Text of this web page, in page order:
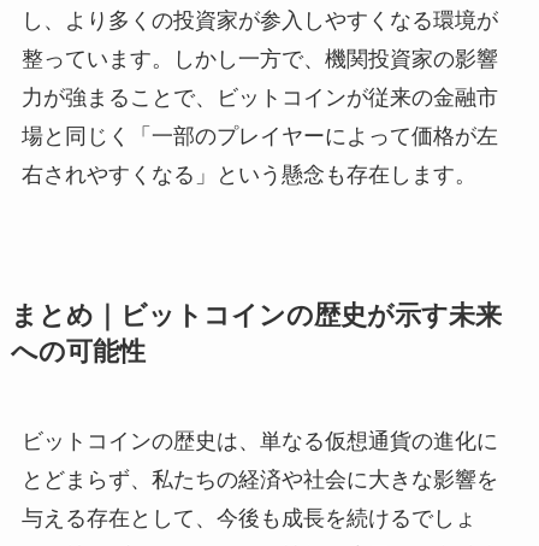
し、より多くの投資家が参入しやすくなる環境が
整っています。しかし一方で、機関投資家の影響
力が強まることで、ビットコインが従来の金融市
場と同じく「一部のプレイヤーによって価格が左
右されやすくなる」という懸念も存在します。
まとめ｜ビットコインの歴史が示す未来
への可能性
ビットコインの歴史は、単なる仮想通貨の進化に
とどまらず、私たちの経済や社会に大きな影響を
与える存在として、今後も成長を続けるでしょ